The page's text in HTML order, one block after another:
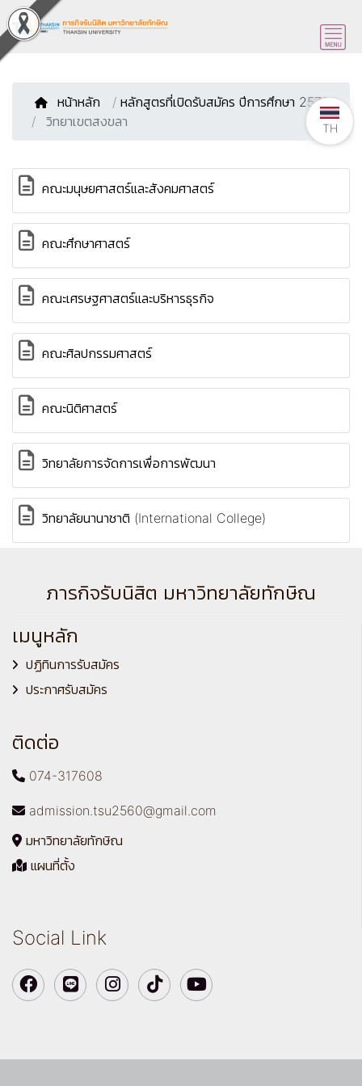
หน้าหลัก / หลักสูตรที่เปิดรับสมัคร ปีการศึกษา 2570
วิทยาเขตสงขลา
คณะมนุษยศาสตร์และสังคมศาสตร์
คณะศึกษาศาสตร์
คณะเศรษฐศาสตร์และบริหารธุรกิจ
คณะศิลปกรรมศาสตร์
คณะนิติศาสตร์
วิทยาลัยการจัดการเพื่อการพัฒนา
วิทยาลัยนานาชาติ (International College)
ภารกิจรับนิสิต มหาวิทยาลัยทักษิณ
เมนูหลัก
ปฏิทินการรับสมัคร
ประกาศรับสมัคร
ติดต่อ
074-317608
admission.tsu2560@gmail.com
มหาวิทยาลัยทักษิณ
แผนที่ตั้ง
Social Link
TH